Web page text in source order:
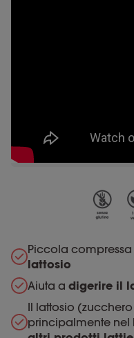
Piccola
lattosio
Aiuta a digerire il
Il lattosio
principalmente nel